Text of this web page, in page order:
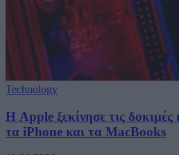
Technology
Η Apple ξεκίνησε τις δοκιμές
τα iPhone και τα MacBooks